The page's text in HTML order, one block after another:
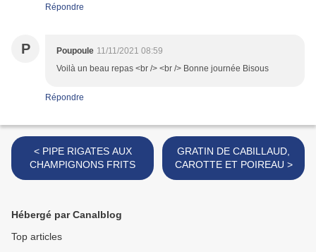
Répondre
P Poupoule 11/11/2021 08:59
Voilà un beau repas <br /> <br /> Bonne journée Bisous
Répondre
< PIPE RIGATES AUX
CHAMPIGNONS FRITS
GRATIN DE CABILLAUD,
CAROTTE ET POIREAU >
Hébergé par Canalblog
Top articles